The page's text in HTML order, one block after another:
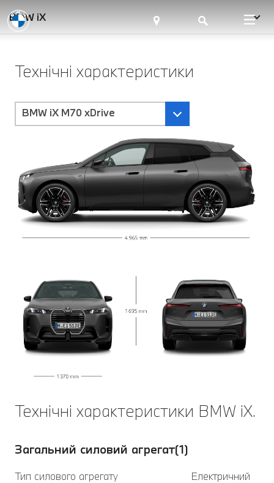
BMW iX
Технічні характеристики
BMW iX M70 xDrive
Технічні характеристики BMW iX.
Загальний силовий агрегат(1)
Тип силового агрегату
Електричний